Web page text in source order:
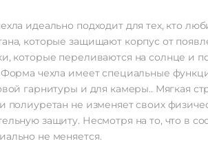
идеально подходит для тех, кто
которые защищают корпус от
которые переливаются на солнце и
чехла имеет специальные
гарнитуры и для камеры.. Мягкая
полиуретан не изменяет своих
защиту. Несмотря на то, что в
не меняется.